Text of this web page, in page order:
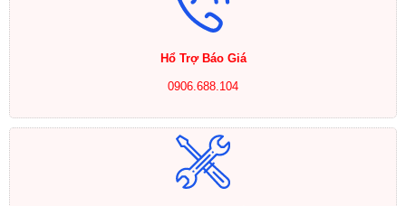
Hổ Trợ Báo Giá
0906.688.104